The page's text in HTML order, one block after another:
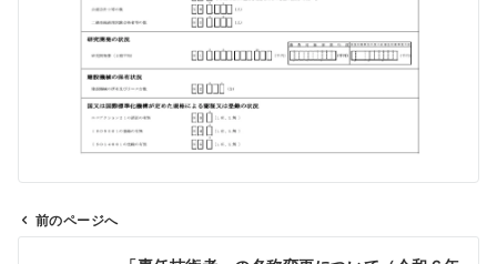
前のページへ